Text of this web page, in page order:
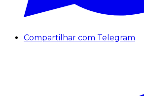
Compartilhar com Telegram